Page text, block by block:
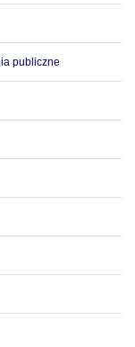
publiczne